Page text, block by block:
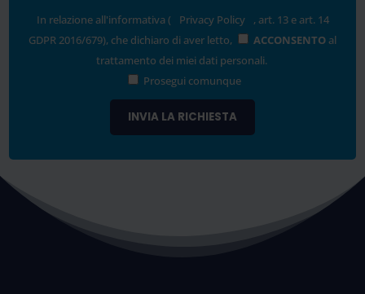
In relazione all'informativa ( Privacy Policy
, art. 13 e art. 14
GDPR 2016/679), che dichiaro di aver letto,
ACCONSENTO al
trattamento dei miei dati personali.
Prosegui comunque